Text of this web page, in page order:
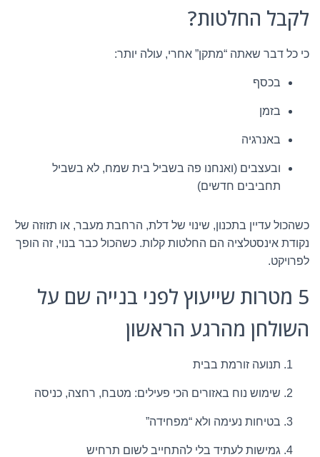
לקבל החלטות?
כי כל דבר שאתה “מתקן” אחרי, עולה יותר:
בכסף
בזמן
באנרגיה
ובעצבים (ואנחנו פה בשביל בית שמח, לא בשביל
תחביבים חדשים)
כשהכול עדיין בתכנון, שינוי של דלת, הרחבת מעבר, או תזוזה של
נקודת אינסטלציה הם החלטות קלות. כשהכול כבר בנוי, זה הופך
לפרויקט.
5 מטרות שייעוץ לפני בנייה שם על
השולחן מהרגע הראשון
תנועה זורמת בבית
שימוש נוח באזורים הכי פעילים: מטבח, רחצה, כניסה
בטיחות נעימה ולא “מפחידה”
גמישות לעתיד בלי להתחייב לשום תרחיש